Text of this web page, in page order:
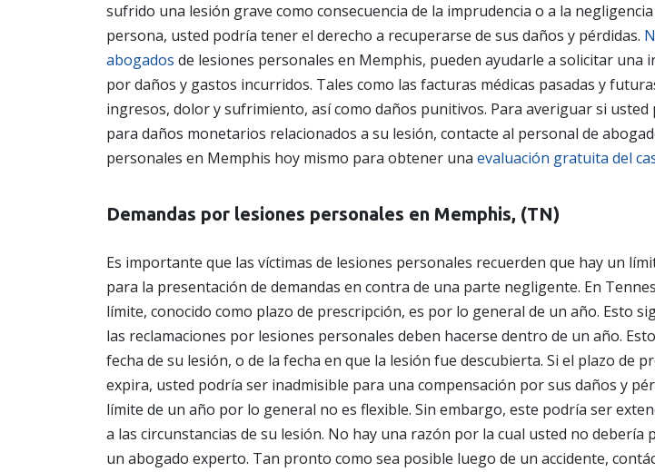
sufrido una lesión grave como consecuencia de la imprudencia o a la
persona, usted podría tener el derecho a recuperarse de sus daños y pérdidas.
abogados de lesiones personales en Memphis, pueden ayudarle a solicitar una
por daños y gastos incurridos. Tales como las facturas médicas pasadas y
ingresos, dolor y sufrimiento, así como daños punitivos. Para averiguar si usted
para daños monetarios relacionados a su lesión, contacte al personal de
personales en Memphis hoy mismo para obtener una evaluación gratuita del
Demandas por lesiones personales en Memphis, (TN)
Es importante que las víctimas de lesiones personales recuerden que hay un
para la presentación de demandas en contra de una parte negligente. En
límite, conocido como plazo de prescripción, es por lo general de un año. Esto
las reclamaciones por lesiones personales deben hacerse dentro de un año.
fecha de su lesión, o de la fecha en que la lesión fue descubierta. Si el plazo de
expira, usted podría ser inadmisible para una compensación por sus daños y
límite de un año por lo general no es flexible. Sin embargo, este podría ser
a las circunstancias de su lesión. No hay una razón por la cual usted no debería
un abogado experto. Tan pronto como sea posible luego de un accidente,